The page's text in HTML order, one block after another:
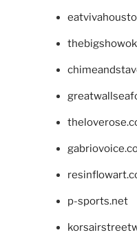
p-sports.net